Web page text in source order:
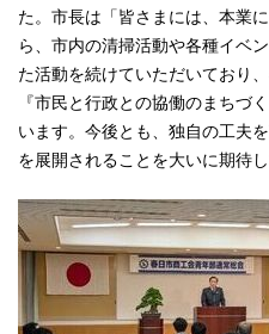
た。市長は「皆さまには、本業
ら、市内の清掃活動や各種イベ
た活動を続けていただいており
『市民と行政との協働のまちづ
います。今後とも、独自の工夫
を展開されることを大いに期待